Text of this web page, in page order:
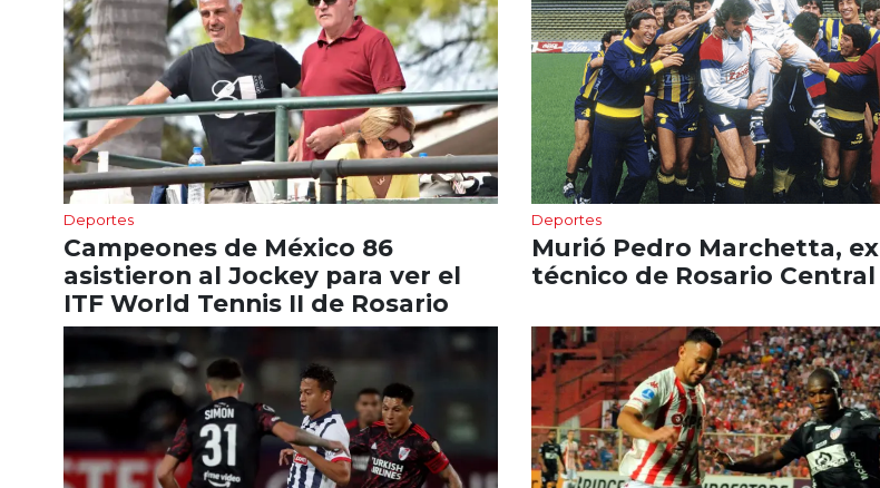
Deportes
Campeones de México 86
asistieron al Jockey para ver el
ITF World Tennis II de Rosario
Deportes
Murió Pedro Marchetta, ex
técnico de Rosario Central